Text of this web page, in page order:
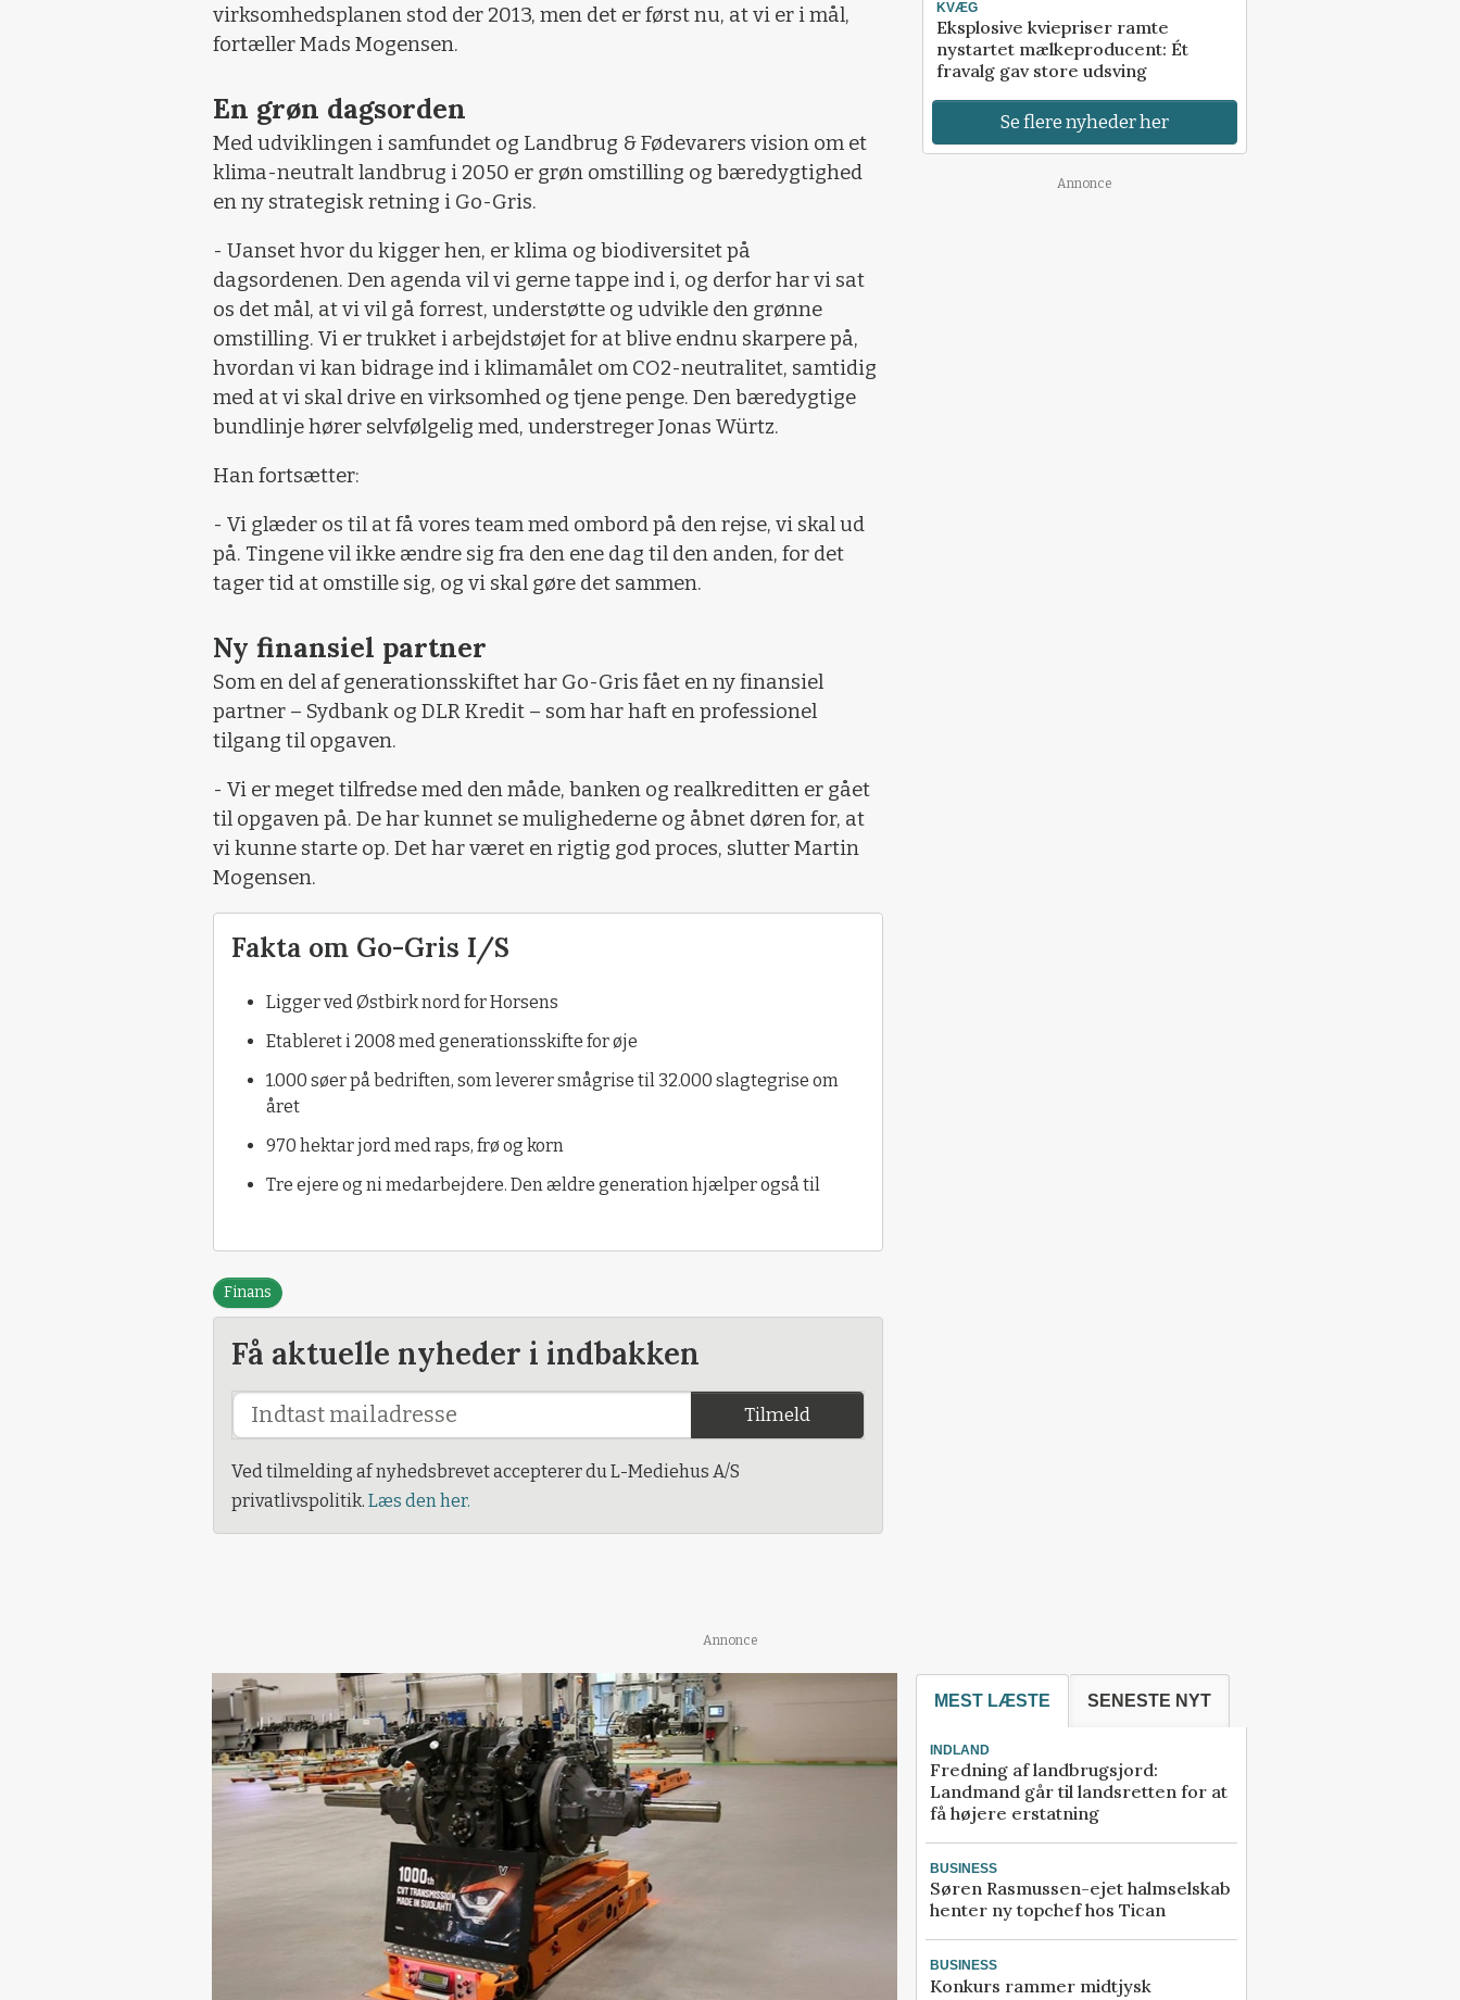
virksomhedsplanen stod der 2013, men det er først nu, at vi er i mål,
fortæller Mads Mogensen.
En grøn dagsorden
Med udviklingen i samfundet og Landbrug & Fødevarers vision om et
klima-neutralt landbrug i 2050 er grøn omstilling og bæredygtighed
en ny strategisk retning i Go-Gris.
- Uanset hvor du kigger hen, er klima og biodiversitet på
dagsordenen. Den agenda vil vi gerne tappe ind i, og derfor har vi sat
os det mål, at vi vil gå forrest, understøtte og udvikle den grønne
omstilling. Vi er trukket i arbejdstøjet for at blive endnu skarpere på,
hvordan vi kan bidrage ind i klimamålet om CO2-neutralitet, samtidig
med at vi skal drive en virksomhed og tjene penge. Den bæredygtige
bundlinje hører selvfølgelig med, understreger Jonas Würtz.
Han fortsætter:
- Vi glæder os til at få vores team med ombord på den rejse, vi skal ud
på. Tingene vil ikke ændre sig fra den ene dag til den anden, for det
tager tid at omstille sig, og vi skal gøre det sammen.
Ny finansiel partner
Som en del af generationsskiftet har Go-Gris fået en ny finansiel
partner – Sydbank og DLR Kredit – som har haft en professionel
tilgang til opgaven.
- Vi er meget tilfredse med den måde, banken og realkreditten er gået
til opgaven på. De har kunnet se mulighederne og åbnet døren for, at
vi kunne starte op. Det har været en rigtig god proces, slutter Martin
Mogensen.
Fakta om Go-Gris I/S
Ligger ved Østbirk nord for Horsens
Etableret i 2008 med generationsskifte for øje
1.000 søer på bedriften, som leverer smågrise til 32.000 slagtegrise om
året
970 hektar jord med raps, frø og korn
Tre ejere og ni medarbejdere. Den ældre generation hjælper også til
Finans
Få aktuelle nyheder i indbakken
Tilmeld
Ved tilmelding af nyhedsbrevet accepterer du L-Mediehus A/S
privatlivspolitik. Læs den her.
KVÆG
Eksplosive kviepriser ramte
nystartet mælkeproducent: Ét
fravalg gav store udsving
Se flere nyheder her
Annonce
Annonce
MEST LÆSTE SENESTE NYT
INDLAND
Fredning af landbrugsjord:
Landmand går til landsretten for at
få højere erstatning
BUSINESS
Søren Rasmussen-ejet halmselskab
henter ny topchef hos Tican
BUSINESS
Konkurs rammer midtjysk